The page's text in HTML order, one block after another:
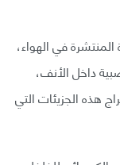
في الهواء،
داخل الأنف،
هذه الجزيئات التي